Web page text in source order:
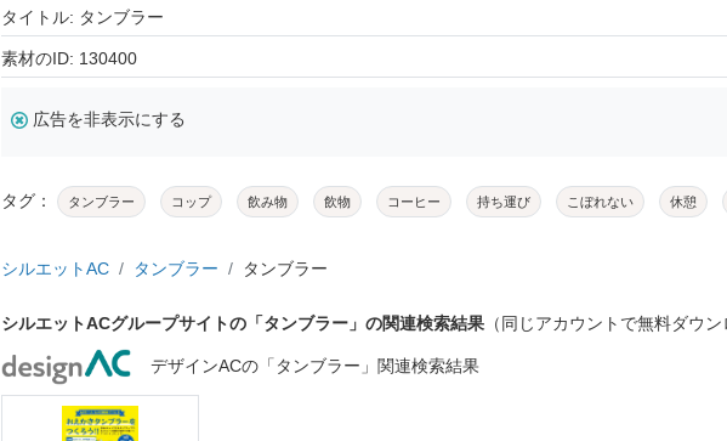
タイトル: タンブラー
素材のID: 130400
広告を非表示にする
タグ： タンブラー コップ 飲み物 飲物 コーヒー 持ち運び こぼれない 休憩
シルエットAC タンブラー タンブラー
シルエットACグループサイトの「タンブラー」の関連検索結果 （同じアカウントで無料ダウン
デザインACの「タンブラー」関連検索結果